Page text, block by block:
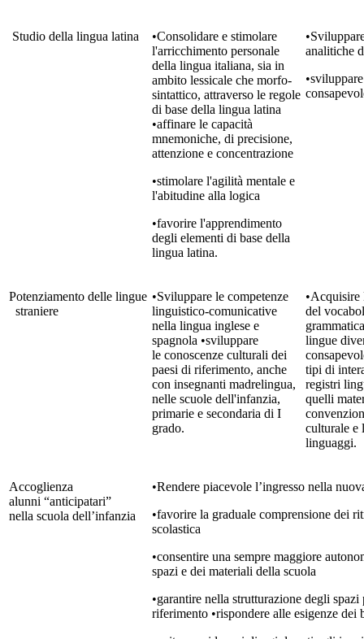
Studio della lingua latina
•Consolidare e stimolare
l'arricchimento personale
della lingua italiana, sia in
ambito lessicale che morfo-
sintattico, attraverso le regole
di base della lingua latina
•affinare le capacità
mnemoniche, di precisione,
attenzione e concentrazione
•stimolare l'agilità mentale e
l'abitudine alla logica
•favorire l'apprendimento
degli elementi di base della
lingua latina.
analitiche
Potenziamento delle lingue
straniere
•Sviluppare le competenze
linguistico-comunicative
nella lingua inglese e
spagnola •sviluppare
le conoscenze culturali dei
paesi di riferimento, anche
con insegnanti madrelingua,
nelle scuole dell'infanzia,
primarie e secondaria di I
grado.
•Acquisire
del
lingue
tipi di
registri
quelli
culturale e
linguaggi.
Accoglienza
alunni “anticipatari”
nella scuola dell’infanzia
•Rendere piacevole l’ingresso nella
•favorire la graduale comprensione dei
scolastica
•consentire una sempre maggiore
spazi e dei materiali della scuola
•garantire nella strutturazione degli
riferimento •rispondere alle esigenze dei